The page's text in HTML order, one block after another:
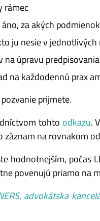
rámec
za akých
ju nesie v jednotlivých
úpravu
na každodennú prax
prijmete.
tohto odkazu.
záznam na rovnakom
hodnotnejším, počas
povenujú priamo na
advokátska